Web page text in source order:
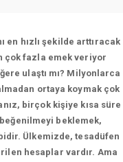
en hızlı şekilde arttıracak
çok fazla emek veriyor
ulaştı mı? Milyonlarca
ortaya koymak çok
birçok kişiye kısa süre
beklemek,
Ülkemizde, tesadüfen
hesaplar vardır. Ama